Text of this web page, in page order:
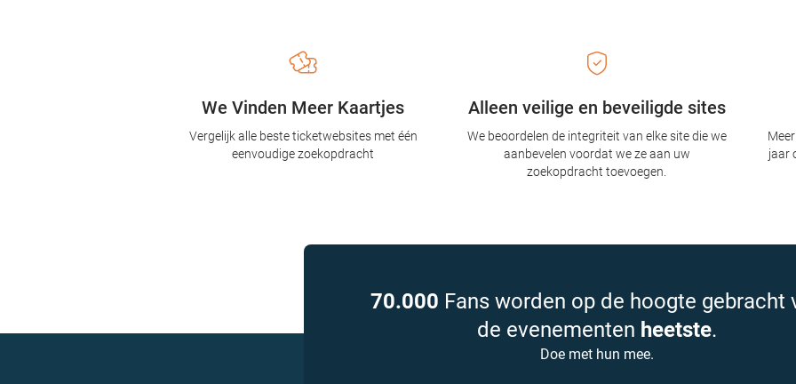
Alleen veilige en beveiligde sites
We beoordelen de integriteit van elke site die we
aanbevelen voordat we ze aan uw
zoekopdracht toevoegen.
We Vinden Meer Kaartjes
Vergelijk alle beste ticketwebsites met één
eenvoudige zoekopdracht
jaar
70.000 Fans worden op de hoogte gebracht
de evenementen heetste.
Doe met hun mee.